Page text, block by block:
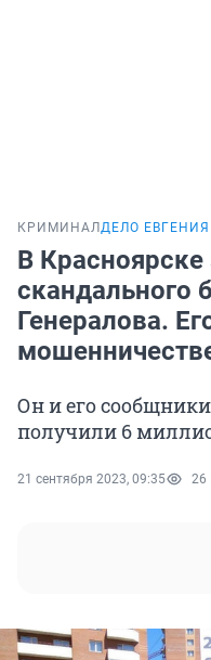
КРИМИНАЛДЕЛО
В
скандального
Генералова.
Он и его
получили 6
21 сентября 2023, 09:35 26